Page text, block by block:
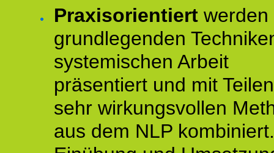
Praxisorientiert werden
grundlegenden
systemischen Arbeit
präsentiert und mit
sehr wirkungsvollen
aus dem NLP